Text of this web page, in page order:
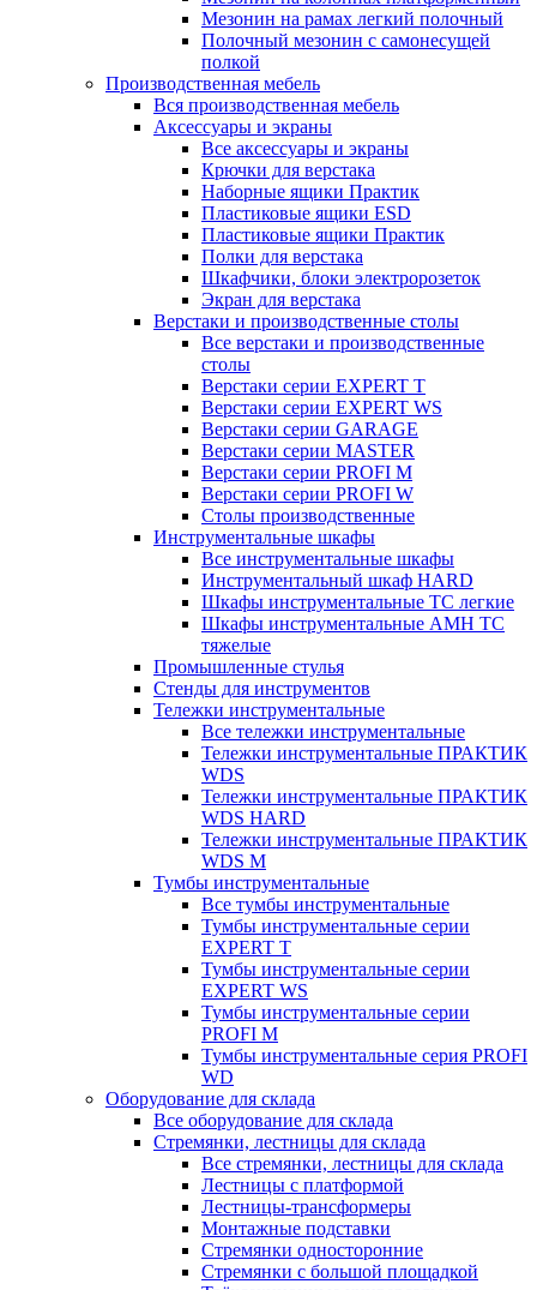
Мезонин на рамах легкий полочный
Полочный мезонин с самонесущей
полкой
Производственная мебель
Вся производственная мебель
Аксессуары и экраны
Все аксессуары и экраны
Крючки для верстака
Наборные ящики Практик
Пластиковые ящики ESD
Пластиковые ящики Практик
Полки для верстака
Шкафчики, блоки электророзеток
Экран для верстака
Верстаки и производственные столы
Все верстаки и производственные
столы
Верстаки серии EXPERT T
Верстаки серии EXPERT WS
Верстаки серии GARAGE
Верстаки серии MASTER
Верстаки серии PROFI M
Верстаки серии PROFI W
Столы производственные
Инструментальные шкафы
Все инструментальные шкафы
Инструментальный шкаф HARD
Шкафы инструментальные ТС легкие
Шкафы инструментальные AMH TC
тяжелые
Промышленные стулья
Стенды для инструментов
Тележки инструментальные
Все тележки инструментальные
Тележки инструментальные ПРАКТИК
WDS
Тележки инструментальные ПРАКТИК
WDS HARD
Тележки инструментальные ПРАКТИК
WDS M
Тумбы инструментальные
Все тумбы инструментальные
Тумбы инструментальные серии
EXPERT T
Тумбы инструментальные серии
EXPERT WS
Тумбы инструментальные серии
PROFI M
Тумбы инструментальные серия PROFI
WD
Оборудование для склада
Все оборудование для склада
Стремянки, лестницы для склада
Все стремянки, лестницы для склада
Лестницы с платформой
Лестницы-трансформеры
Монтажные подставки
Стремянки односторонние
Стремянки с большой площадкой